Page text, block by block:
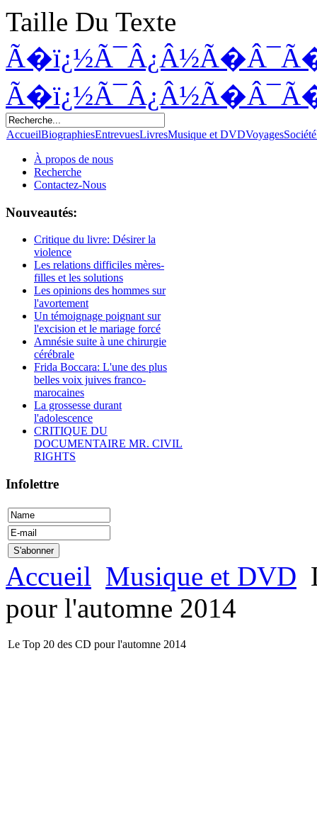
Taille Du Texte
AccueilBiographiesEntrevuesLivresMusique et DVDVoyagesSociété
À propos de nous
Recherche
Contactez-Nous
Nouveautés:
Critique du livre: Désirer la
violence
Les relations difficiles mères-
filles et les solutions
Les opinions des hommes sur
l'avortement
Un témoignage poignant sur
l'excision et le mariage forcé
Amnésie suite à une chirurgie
cérébrale
Frida Boccara: L'une des plus
belles voix juives franco-
marocaines
La grossesse durant
l'adolescence
CRITIQUE DU
DOCUMENTAIRE MR. CIVIL
RIGHTS
Infolettre
Accueil Musique et DVD
pour l'automne 2014
Le Top 20 des CD pour l'automne 2014